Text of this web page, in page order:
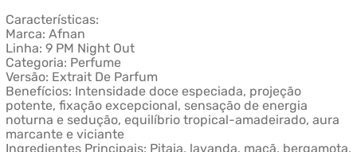
Características:
Marca: Afnan
Linha: 9 PM Night Out
Categoria: Perfume
Versão: Extrait De Parfum
Benefícios: Intensidade doce especiada, projeção
potente, fixação excepcional, sensação de energia
noturna e sedução, equilíbrio tropical-amadeirado, aura
marcante e viciante
Ingredientes Principais: Pitaia, lavanda, maçã, bergamota,